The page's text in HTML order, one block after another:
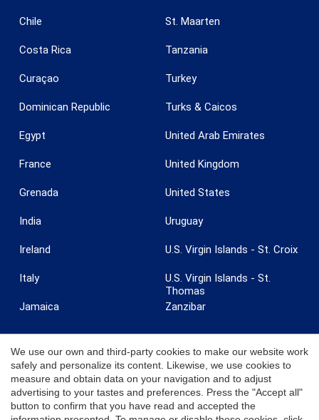
Chile
Costa Rica
Curaçao
Dominican Republic
Egypt
France
Grenada
India
Ireland
Italy
Jamaica
St. Maarten
Tanzania
Turkey
Turks & Caicos
United Arab Emirates
United Kingdom
United States
Uruguay
U.S. Virgin Islands - St. Croix
U.S. Virgin Islands - St.
Thomas
Zanzibar
© 2026 Coldwell Banker. All Rights Reserved. Coldwell Banker and the
Coldwell Banker logos are trademarks of Coldwell Banker Real Estate
LLC. Each office is independently owned and operated.
We use our own and third-party cookies to make our website work
safely and personalize its content. Likewise, we use cookies to
measure and obtain data on your navigation and to adjust
advertising to your tastes and preferences. Press the "Accept all"
button to confirm that you have read and accepted the